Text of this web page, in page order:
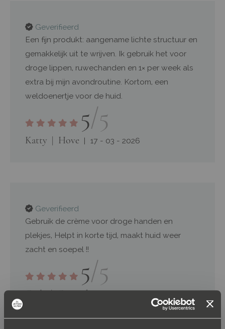
Geverifieerd
Een fijn produkt: aangename lichte structuur en
gemakkelijk uit te wrijven. Ik gebruik het voor
droge lippen, ruwechanden en 1× per week als
extra bij mijn avondroutine. Kortom, een
weldoenertje voor de huid.
5/5
Katty Hove 17 - 03 - 2026
Geverifieerd
Gebruik de crème voor droge handen en
plekjes, Helpt in korte tijd, maakt huid weer
zacht en soepel !!
5/5
Carla Gytsjerk